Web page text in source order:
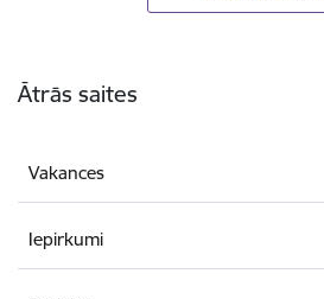
Ātrās saites
Vakances
Iepirkumi